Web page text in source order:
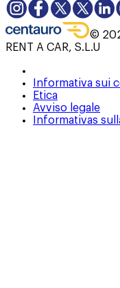
©
RENT A CAR, S.L.U
Informativa sui
Etica
Avviso legale
Informativas